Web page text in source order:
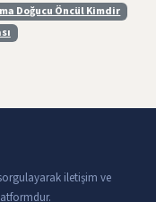
Doğucu Öncül Kimdir
iletişim ve